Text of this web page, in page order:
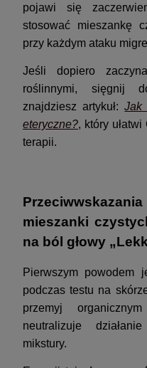
pojawi się
stosować mieszankę
przy każdym ataku
Jeśli dopiero
roślinnymi, sięgnij
znajdziesz artykuł:Jak
eteryczne?, który
terapii.
mieszanki
na ból głowy
Pierwszym powodem
podczas testu na
przemyj
neutralizuje
mikstury.